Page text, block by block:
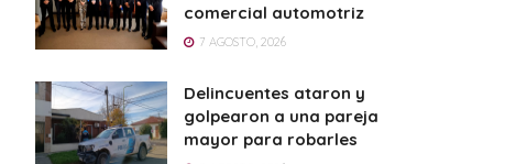
comercial automotriz
7 AGOSTO, 2026
Delincuentes ataron y
golpearon a una pareja
mayor para robarles